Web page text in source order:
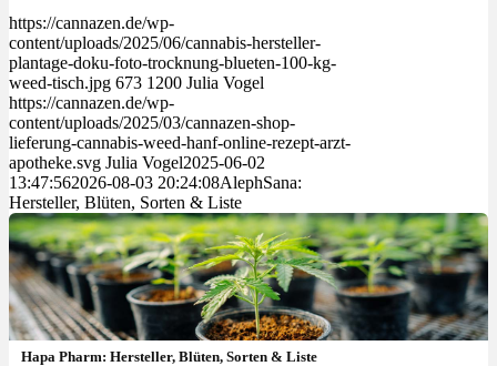
https://cannazen.de/wp-
content/uploads/2025/06/cannabis-hersteller-
plantage-doku-foto-trocknung-blueten-100-kg-
weed-tisch.jpg 673 1200 Julia Vogel
https://cannazen.de/wp-
content/uploads/2025/03/cannazen-shop-
lieferung-cannabis-weed-hanf-online-rezept-arzt-
apotheke.svg Julia Vogel2025-06-02
13:47:562026-08-03 20:24:08AlephSana:
Hersteller, Blüten, Sorten & Liste
Hapa Pharm: Hersteller, Blüten, Sorten & Liste